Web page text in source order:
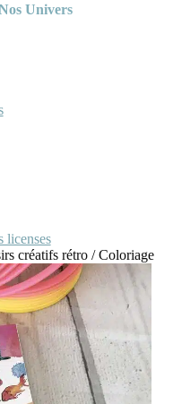
Univers
licenses
créatifs rétro /Coloriage